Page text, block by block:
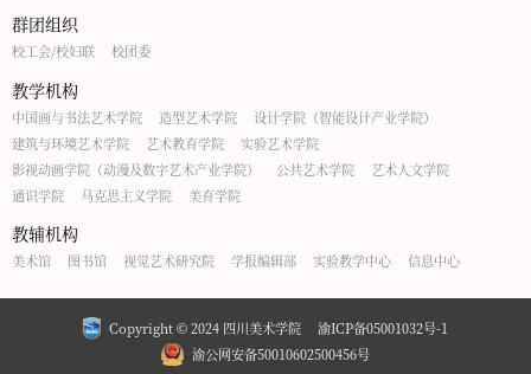
群团组织
校工会/校妇联 校团委
教学机构
中国画与书法艺术学院 造型艺术学院
设计学院（智能设计产业学院）
建筑与环境艺术学院
艺术教育学院
实验艺术学院
影视动画学院（动漫及数字艺术产业学院）
公共艺术学院
艺术人文学院
通识学院
马克思主义学院 美育学院
教辅机构
美术馆 图书馆 视觉艺术研究院 学报编辑部 实验教学中心 信息中心
Copyright © 2024 四川美术学院
渝ICP备05001032号-1
渝公网安备50010602500456号